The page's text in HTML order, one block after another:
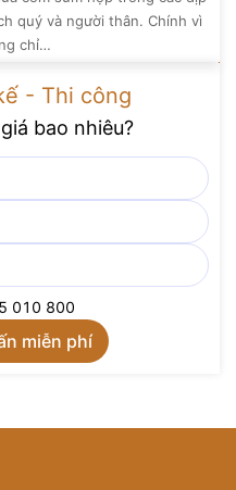
quý và người thân. Chính vì
chỉ…
- Thi công
bao nhiêu?
010 800